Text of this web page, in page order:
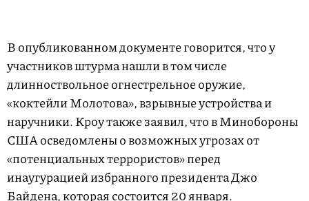
В опубликованном документе говорится, что у
участников штурма нашли в том числе
длинноствольное огнестрельное оружие,
«коктейли Молотова», взрывные устройства и
наручники. Кроу также заявил, что в Минобороны
США осведомлены о возможных угрозах от
«потенциальных террористов» перед
инаугурацией избранного президента Джо
Байдена, которая состоится 20 января.